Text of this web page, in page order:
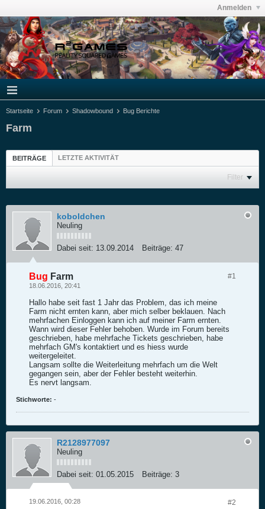
Anmelden
Startseite Forum Shadowbound Bug Berichte
Farm
BEITRÄGE LETZTE AKTIVITÄT
Filter
koboldchen
Neuling
Dabei seit: 13.09.2014 Beiträge: 47
#1
Bug Farm
18.06.2016, 20:41
Hallo habe seit fast 1 Jahr das Problem, das ich meine
Farm nicht ernten kann, aber mich selber beklauen. Nach
mehrfachen Einloggen kann ich auf meiner Farm ernten.
Wann wird dieser Fehler behoben. Wurde im Forum bereits
geschrieben, habe mehrfache Tickets geschrieben, habe
mehrfach GM's kontaktiert und es hiess wurde
weitergeleitet.
Langsam sollte die Weiterleitung mehrfach um die Welt
gegangen sein, aber der Fehler besteht weiterhin.
Es nervt langsam.
Stichworte: -
R2128977097
Neuling
Dabei seit: 01.05.2015 Beiträge: 3
#2
19.06.2016, 00:28